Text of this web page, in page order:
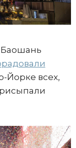
Йорке всех,